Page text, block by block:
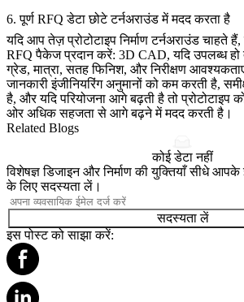
6. पूर्ण RFQ डेटा छोटे टर्नअराउंड में मदद करता है
यदि आप तेज़ प्रोटोटाइप निर्माण टर्नअराउंड चाहते
RFQ पैकेज प्रदान करें: 3D CAD, यदि उपलब्ध हो
ग्रेड, मात्रा, सतह फिनिश, और निरीक्षण
जानकारी इंजीनियरिंग अनुमानों को कम करती है,
है, और यदि परियोजना आगे बढ़ती है तो प्रोटोटाइप
ओर अधिक सहजता से आगे बढ़ने में मदद करती है।
Related Blogs
कोई डेटा नहीं
विशेषज्ञ डिजाइन और निर्माण की युक्तियाँ सीधे
के लिए सदस्यता लें।
सदस्यता लें
इस पोस्ट को साझा करें: